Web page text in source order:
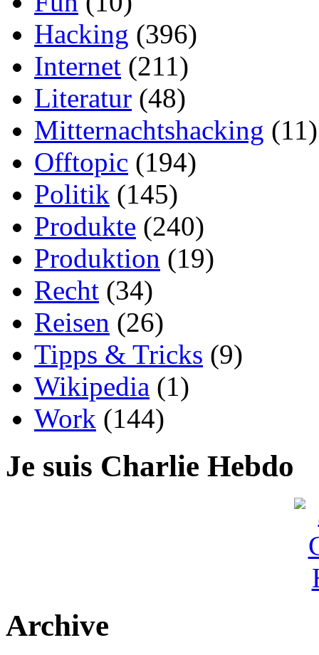
Hacking (396)
Internet (211)
Literatur (48)
Mitternachtshacking (11)
Offtopic (194)
Politik (145)
Produkte (240)
Produktion (19)
Recht (34)
Reisen (26)
Tipps & Tricks (9)
Wikipedia (1)
Work (144)
Je suis Charlie Hebdo
Archive